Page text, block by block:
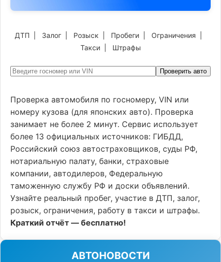
ДТП Залог Розыск Пробеги Ограничения
Такси| Штрафы
Проверить авто
Проверка автомобиля по госномеру, VIN или
номеру кузова (для японских авто). Проверка
занимает не более 2 минут. Сервис использует
более 13 официальных источников: ГИБДД,
Российский союз автостраховщиков, суды РФ,
нотариальную палату, банки, страховые
компании, автодилеров, Федеральную
таможенную службу РФ и доски объявлений.
Узнайте реальный пробег, участие в ДТП, залог,
розыск, ограничения, работу в такси и штрафы.
Краткий отчёт — бесплатно!
АВТОНОВОСТИ